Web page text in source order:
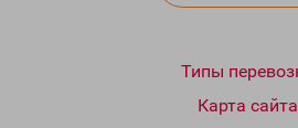
Типы
Карта сайта